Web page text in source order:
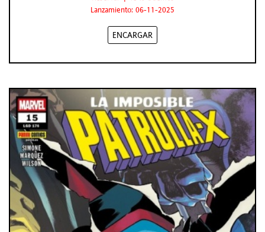
Lanzamiento: 06-11-2025
ENCARGAR